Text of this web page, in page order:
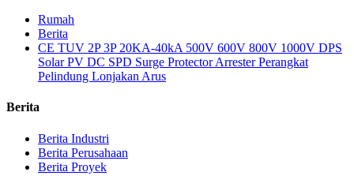
Rumah
Berita
CE TUV 2P 3P 20KA-40kA 500V 600V 800V 1000V DPS
Solar PV DC SPD Surge Protector Arrester Perangkat
Pelindung Lonjakan Arus
Berita
Berita Industri
Berita Perusahaan
Berita Proyek